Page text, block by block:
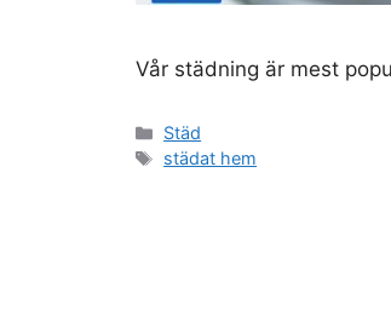
Vår städning är mest
Kategorier
Städ
Etiketter
städat hem